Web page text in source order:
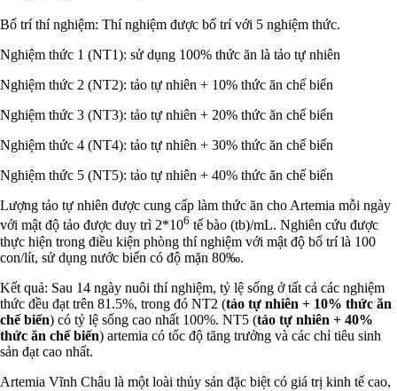
Bố trí thí nghiệm: Thí nghiệm được bố trí với 5 nghiệm thức.
Nghiệm thức 1 (NT1): sử dụng 100% thức ăn là tảo tự nhiên
Nghiệm thức 2 (NT2): tảo tự nhiên + 10% thức ăn chế biến
Nghiệm thức 3 (NT3): tảo tự nhiên + 20% thức ăn chế biến
Nghiệm thức 4 (NT4): tảo tự nhiên + 30% thức ăn chế biến
Nghiệm thức 5 (NT5): tảo tự nhiên + 40% thức ăn chế biến
Lượng tảo tự nhiên được cung cấp làm thức ăn cho Artemia mỗi ngày
với mật độ tảo được duy trì 2*106 tế bào (tb)/mL. Nghiên cứu được
thực hiện trong điều kiện phòng thí nghiệm với mật độ bố trí là 100
con/lít, sử dụng nước biển có độ mặn 80‰.
Kết quả: Sau 14 ngày nuôi thí nghiệm, tỷ lệ sống ở tất cả các nghiệm
thức đều đạt trên 81.5%, trong đó NT2 (tảo tự nhiên + 10% thức ăn
chế biến) có tỷ lệ sống cao nhất 100%. NT5 (tảo tự nhiên + 40%
thức ăn chế biến) artemia có tốc độ tăng trưởng và các chỉ tiêu sinh
sản đạt cao nhất.
Artemia Vĩnh Châu là một loài thủy sản đặc biệt có giá trị kinh tế cao,